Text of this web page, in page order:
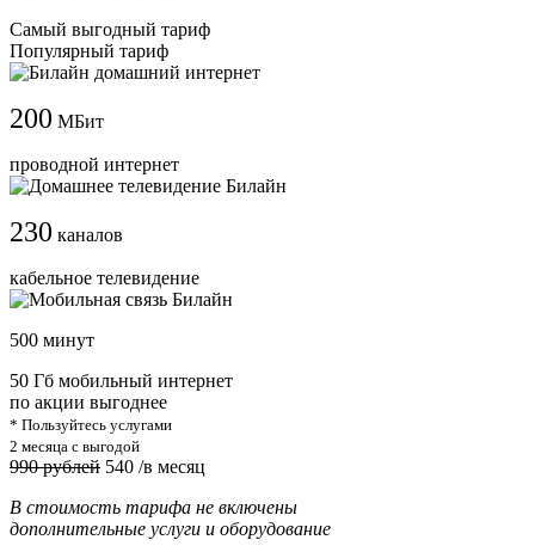
Самый выгодный тариф
Популярный тариф
200 МБит
проводной интернет
230 каналов
кабельное телевидение
500 минут
50 Гб мобильный интернет
по акции выгоднее
* Пользуйтесь услугами
2 месяца с выгодой
990 рублей 540 /в месяц
В стоимость тарифа не включены
дополнительные услуги и оборудование